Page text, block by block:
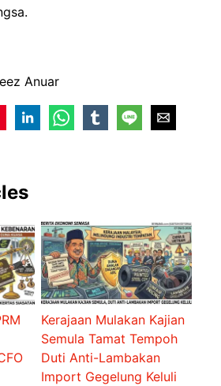
Anuar
Kerajaan Mulakan Kajian
Semula Tamat Tempoh
Duti Anti-Lambakan
Import Gegelung Keluli